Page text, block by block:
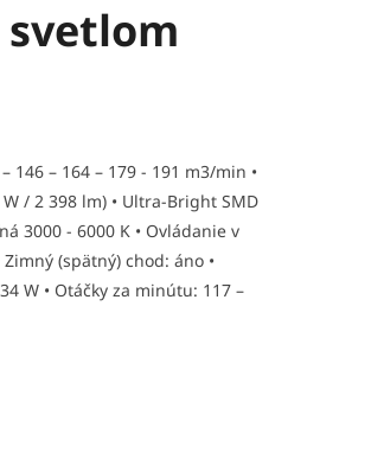
146 – 164 – 179 - 191 m3/min •
/ 2 398 lm) • Ultra-Bright SMD
3000 - 6000 K • Ovládanie v
(spätný) chod: áno •
W • Otáčky za minútu: 117 –